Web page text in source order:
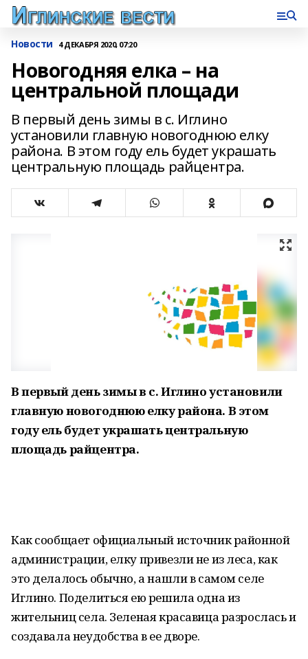
Новости 4 ДЕКАБРЯ 2020, 07:20
Новогодняя елка – на
центральной площади
В первый день зимы в с. Иглино
установили главную новогоднюю елку
района. В этом году ель будет украшать
центральную площадь райцентра.
В первый день зимы в с. Иглино установили
главную новогоднюю елку района. В этом
году ель будет украшать центральную
площадь райцентра.
Как сообщает официальный источник районной
администрации, елку привезли не из леса, как
это делалось обычно, а нашли в самом селе
Иглино. Поделиться ею решила одна из
жительниц села. Зеленая красавица разрослась и
создавала неудобства в ее дворе.